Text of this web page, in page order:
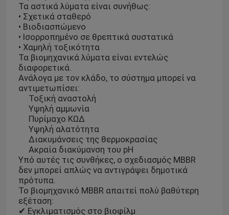
Τα αστικά λύματα είναι συνήθως:
• Σχετικά σταθερό
• Βιοδιασπώμενο
• Ισορροπημένο σε θρεπτικά συστατικά
• Χαμηλή τοξικότητα
Τα βιομηχανικά λύματα είναι εντελώς
διαφορετικά.
Ανάλογα με τον κλάδο, το σύστημα μπορεί να
αντιμετωπίσει:
Τοξική αναστολή
Υψηλή αμμωνία
Πυρίμαχο ΚΩΔ
Υψηλή αλατότητα
Διακυμάνσεις της θερμοκρασίας
Ακραία διακύμανση του pH
Υπό αυτές τις συνθήκες, ο σχεδιασμός MBBR
δεν μπορεί απλώς να αντιγράψει δημοτικά
πρότυπα.
Το βιομηχανικό MBBR απαιτεί πολύ βαθύτερη
εξέταση:
✔ Εγκλιματισμός στο βιοφίλμ